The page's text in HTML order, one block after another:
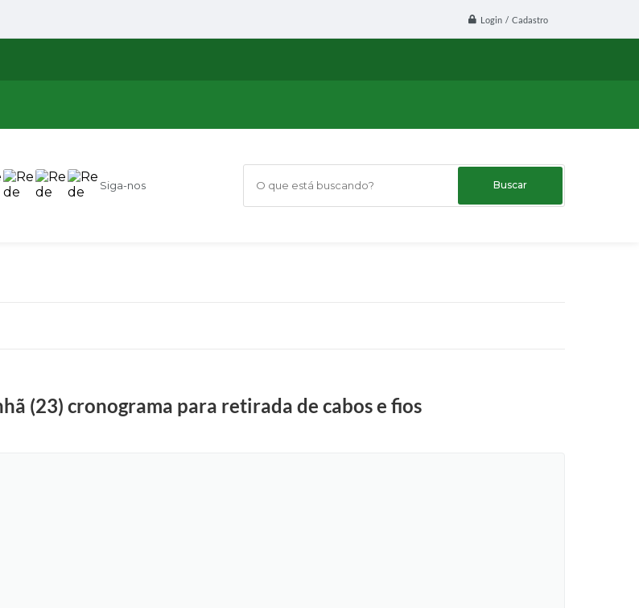
Login / Cadastro
Siga-nos O que está buscando?
(23) cronograma para retirada de cabos e fios